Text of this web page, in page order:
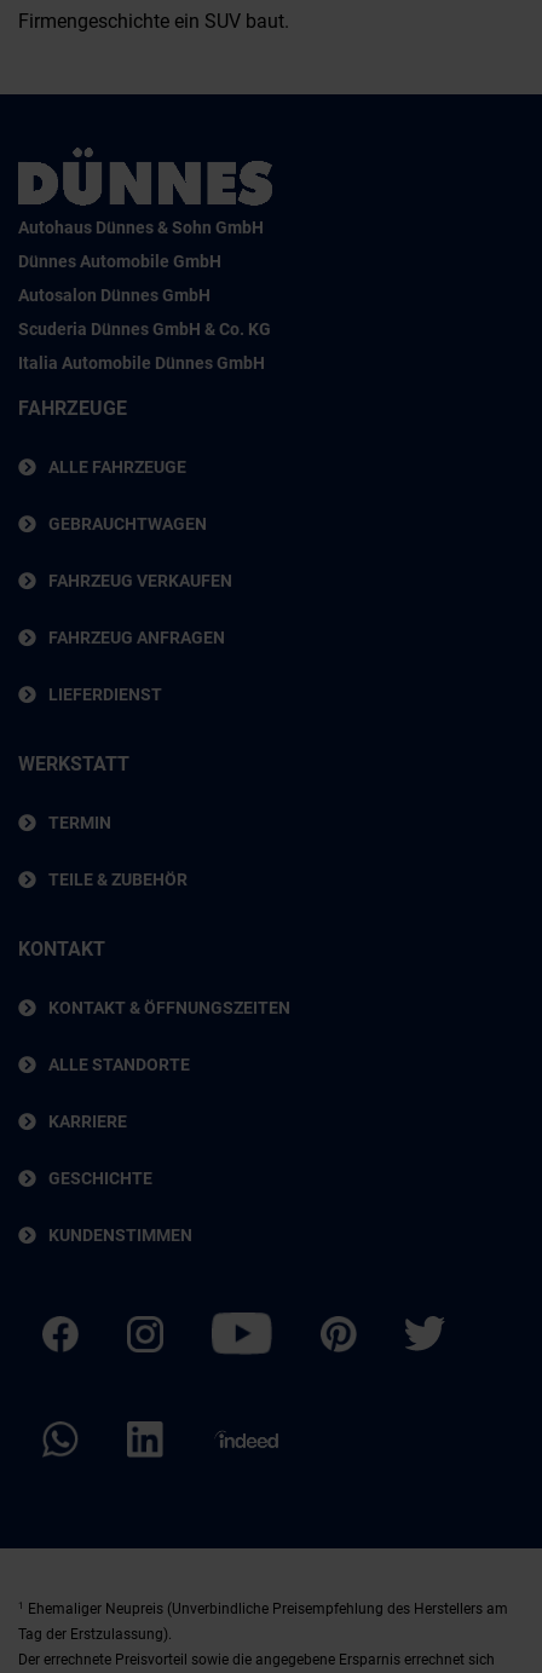
Firmengeschichte ein SUV baut.
Autohaus Dünnes & Sohn GmbH
Dünnes Automobile GmbH
Autosalon Dünnes GmbH
Scuderia Dünnes GmbH & Co. KG
Italia Automobile Dünnes GmbH
FAHRZEUGE
ALLE FAHRZEUGE
GEBRAUCHTWAGEN
FAHRZEUG VERKAUFEN
FAHRZEUG ANFRAGEN
LIEFERDIENST
WERKSTATT
TERMIN
TEILE & ZUBEHÖR
KONTAKT
KONTAKT & ÖFFNUNGSZEITEN
ALLE STANDORTE
KARRIERE
GESCHICHTE
KUNDENSTIMMEN
1
Ehemaliger Neupreis (Unverbindliche Preisempfehlung des Herstellers am
Tag der Erstzulassung).
Der errechnete Preisvorteil sowie die angegebene Ersparnis errechnet sich